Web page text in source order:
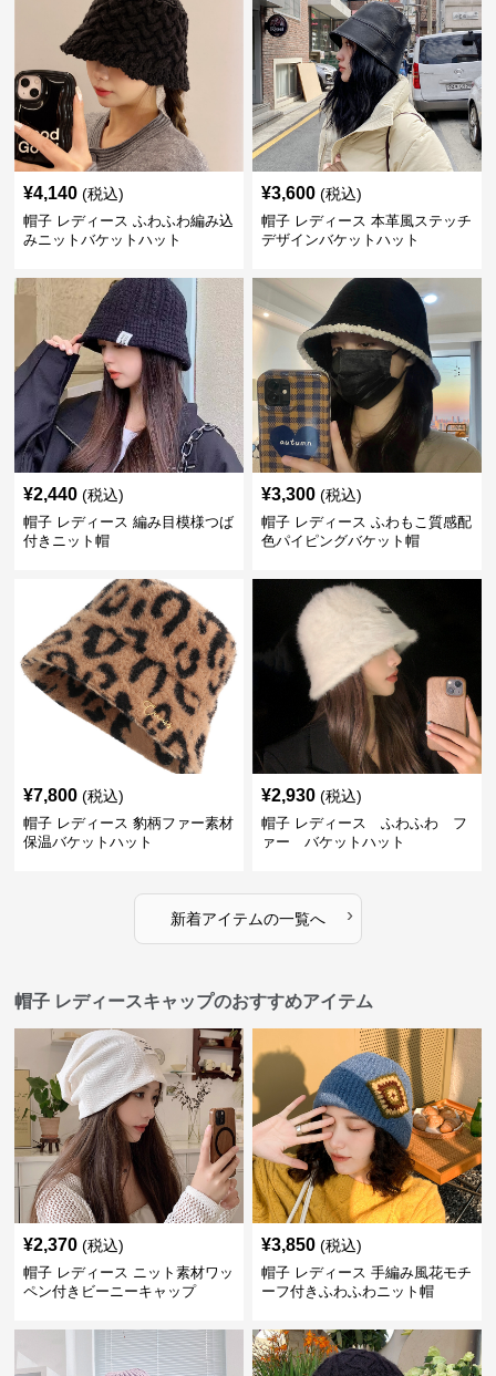
¥4,140 (税込)
帽子 レディース ふわふわ編み込
みニットバケットハット
¥3,600 (税込)
帽子 レディース 本革風ステッチ
デザインバケットハット
¥2,440 (税込)
帽子 レディース 編み目模様つば
付きニット帽
¥3,300 (税込)
帽子 レディース ふわもこ質感配
色パイピングバケット帽
¥7,800 (税込)
帽子 レディース 豹柄ファー素材
保温バケットハット
¥2,930 (税込)
帽子 レディース ふわふわ フ
ァー バケットハット
新着アイテムの一覧へ ›
帽子 レディースキャップのおすすめアイテム
¥2,370 (税込)
帽子 レディース ニット素材ワッ
ペン付きビーニーキャップ
¥3,850 (税込)
帽子 レディース 手編み風花モチ
ーフ付きふわふわニット帽